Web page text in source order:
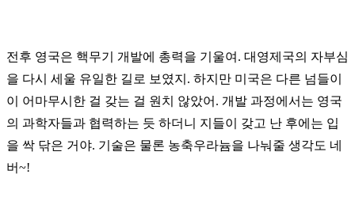
전후 영국은 핵무기 개발에 총력을 기울여 . 대영제국의 자부심
을 다시 세울 유일한 길로 보였지 . 하지만 미국은 다른 넘들이
이 어마무시한 걸 갖는 걸 원치 않았어 . 개발 과정에서는 영국
의 과학자들과 협력하는 듯 하더니 지들이 갖고 난 후에는 입
을 싹 닦은 거야. 기술은 물론 농축우라늄을 나눠줄 생각도 네
버~!